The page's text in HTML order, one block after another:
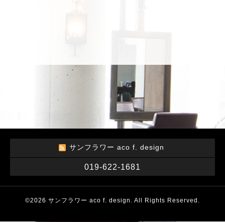
サンフラワー aco f. design
019-622-1681
©2026 サンフラワー aco f. design . All Rights Reserved.